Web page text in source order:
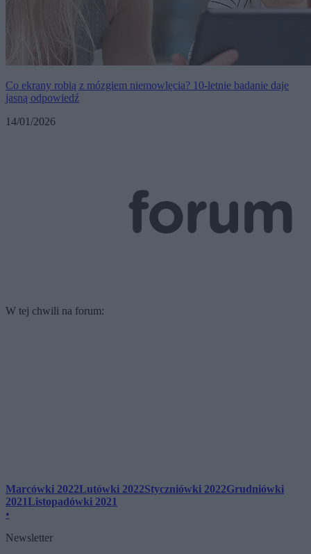
Co ekrany robią z mózgiem niemowlęcia? 10-letnie badanie daje
jasną odpowiedź
14/01/2026
W tej chwili na forum:
Marcówki 2022Lutówki 2022Styczniówki 2022Grudniówki
2021Listopadówki 2021
•
Newsletter